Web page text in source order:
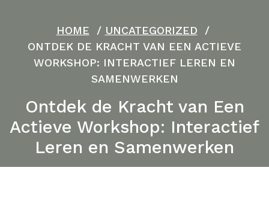
HOME / UNCATEGORIZED /
ONTDEK DE KRACHT VAN EEN ACTIEVE
WORKSHOP: INTERACTIEF LEREN EN
SAMENWERKEN
Ontdek de Kracht van Een
Actieve Workshop: Interactief
Leren en Samenwerken